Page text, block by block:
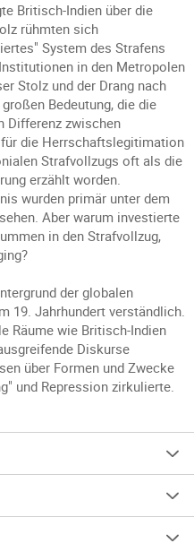
Britisch-Indien über die
rühmten sich
System des Strafens
in den Metropolen
Stolz und der Drang nach
Bedeutung, die die
Differenz zwischen
die Herrschaftslegitimation
Strafvollzugs oft als die
erzählt worden.
wurden primär unter dem
Aber warum investierte
in den Strafvollzug,
der globalen
19. Jahrhundert verständlich.
Räume wie Britisch-Indien
Diskurse
über Formen und Zwecke
und Repression zirkulierte.